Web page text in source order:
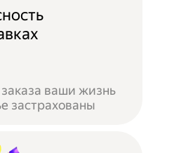
ваши жизнь
застрахованы